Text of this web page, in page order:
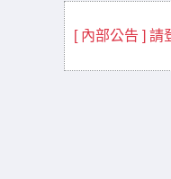
[ 內部公告 ] 請